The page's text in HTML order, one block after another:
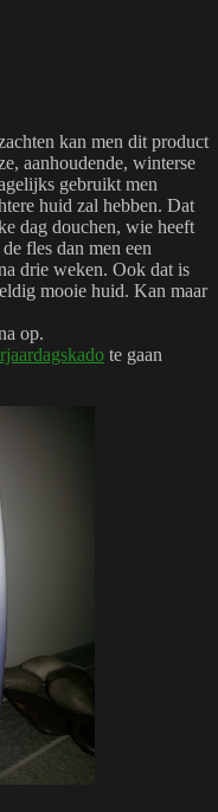
kan men dit product
aanhoudende, winterse
gebruikt men
huid zal hebben. Dat
dag douchen, wie heeft
fles dan men een
drie weken. Ook dat is
mooie huid. Kan maar
op.
te gaan